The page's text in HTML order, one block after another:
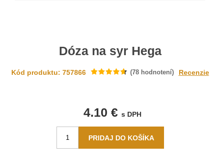
Dóza na syr Hega
Kód produktu: 757866 (78hodnotení) Recenzie
4.10 € s DPH